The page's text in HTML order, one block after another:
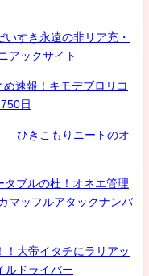
すき永遠の非リア充・
アックサイト
速報！キモデブロリコ
日
ひきこもりニートのオ
タブルの杜！オネエ管理
マッフルアタックナンバ
！大帝イタチにラリアッ
ルドライバー